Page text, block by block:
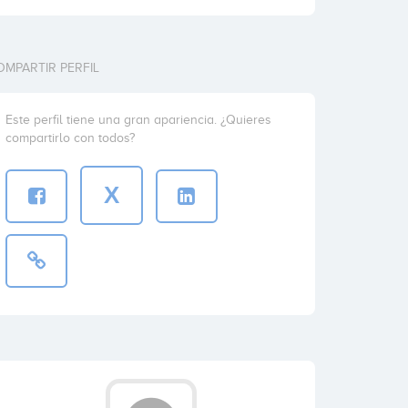
PERFIL
Este perfil tiene una gran apariencia. ¿Quieres
compartirlo con todos?
X